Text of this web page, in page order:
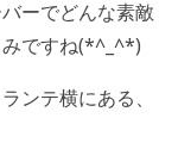
ーでどんな素敵
みですね(*^_^*)
ンテ横にある、